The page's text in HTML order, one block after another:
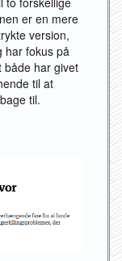
er en mere
version,
har fokus på
både har givet
til at
til.